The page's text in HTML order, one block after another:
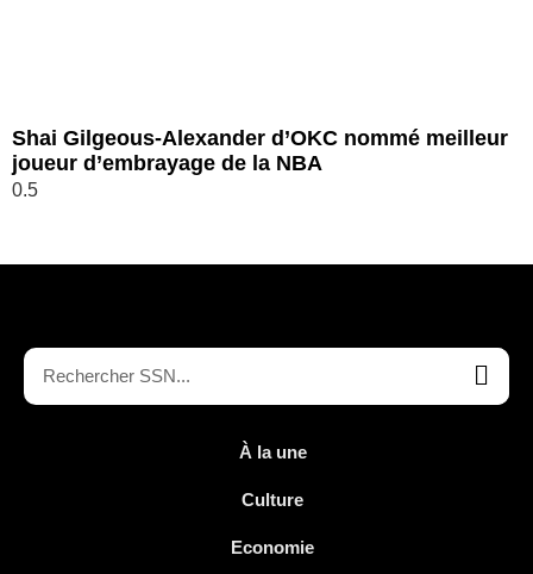
Shai Gilgeous-Alexander d’OKC nommé meilleur
joueur d’embrayage de la NBA
À la une
Culture
Economie